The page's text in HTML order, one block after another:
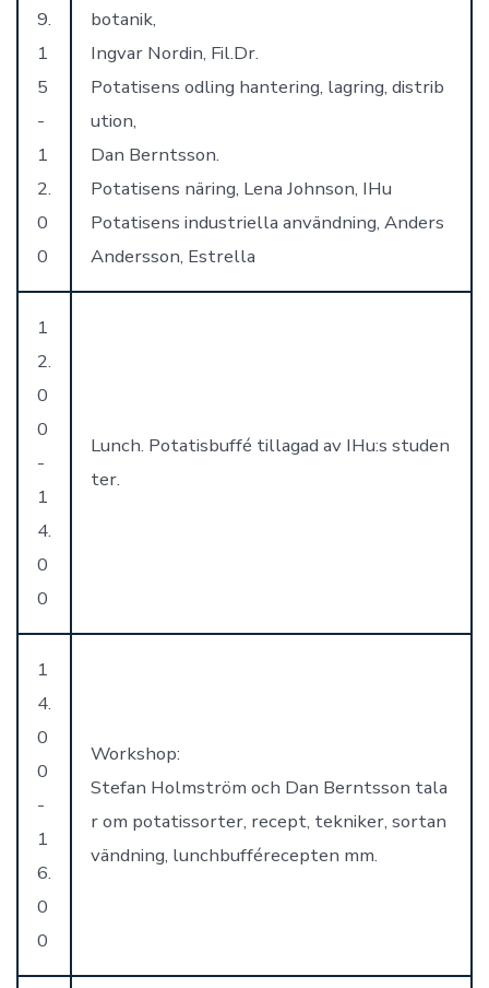
9.
1
5
-
1
2.
0
0
botanik,
Ingvar Nordin, Fil.Dr.
Potatisens odling hantering, lagring, distrib
ution,
Dan Berntsson.
Potatisens näring, Lena Johnson, IHu
Potatisens industriella användning, Anders
Andersson, Estrella
1
2.
0
0
-
1
4.
0
0
Lunch. Potatisbuffé tillagad av IHu:s studen
ter.
1
4.
0
0
-
1
6.
0
0
Workshop:
Stefan Holmström och Dan Berntsson tala
r om potatissorter, recept, tekniker, sortan
vändning, lunchbufférecepten mm.